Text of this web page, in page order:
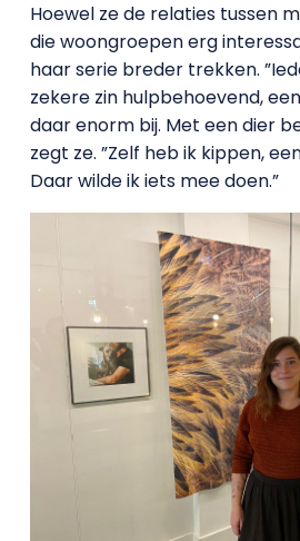
Hoewel ze de relaties tussen
die woongroepen erg
haar serie breder trekken.
zekere zin hulpbehoevend,
daar enorm bij. Met een dier
zegt ze. ”Zelf heb ik kippen,
Daar wilde ik iets mee doen.”